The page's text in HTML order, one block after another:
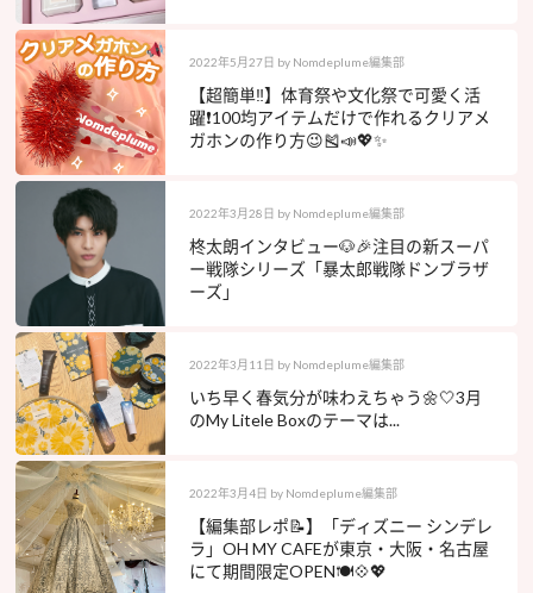
2022年5月27日 by Nomdeplume編集部
【超簡単‼️】体育祭や文化祭で可愛く活
躍❗️100均アイテムだけで作れるクリアメ
ガホンの作り方😉🎽📣💖✨
2022年3月28日 by Nomdeplume編集部
柊太朗インタビュー🐶🎉注目の新スーパ
ー戦隊シリーズ「暴太郎戦隊ドンブラザ
ーズ」
2022年3月11日 by Nomdeplume編集部
いち早く春気分が味わえちゃう🌼🤍3月
のMy Litele Boxのテーマは...
2022年3月4日 by Nomdeplume編集部
【編集部レポ📝】「ディズニー シンデレ
ラ」OH MY CAFEが東京・大阪・名古屋
にて期間限定OPEN🍽💠💖